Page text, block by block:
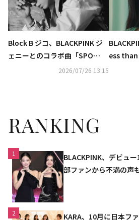
Block B ジコ、BLACKPINK ジ
ェニーとのコラボ曲「SPO
T！」がSpotifyで累計再生回
2026/07/26 13:15
ess
湾のイ
RANKING
1
BLACKPINK、デビュ
部ファンから不満の声
2
KARA、10月に日本フ